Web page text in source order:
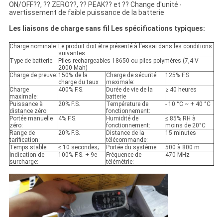
ON/OFF??, ?? ZERO??, ?? PEAK?? et ?? Change d'unité ∙
avertissement de faible puissance de la batterie
Les liaisons de charge sans fil Les spécifications typiques:
Charge nominale: Le produit doit être présenté à l'essai dans les conditions
suivantes:
Type de batterie:
Piles rechargeables 18650 ou piles polymères (7,4 V
2000 Mah)
Charge de preuve: 150% de la
charge du taux
Charge de sécurité
maximale:
125% F.S.
Charge
maximale:
400% F.S.
Durée de vie de la
batterie
≥ 40 heures
Puissance à
distance zéro:
20% F.S.
Température de
fonctionnement:
- 10 °C ~ + 40 °C
Portée manuelle
zéro:
4% F.S.
Humidité de
fonctionnement:
≤ 85% RH à
moins de 20°C
Range de
tarification:
20% F.S.
Distance de la
télécommande:
15 minutes
Temps stable: ≤ 10 secondes; Portée du système:
500 à 800 m
Indication de
surcharge:
100% F.S. + 9e
Fréquence de
télémétrie:
470 MHz